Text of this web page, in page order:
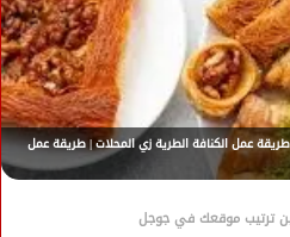
عمل الكنافة الطرية زي المحلات | طريقة عمل
ترتيب موقعك في جوجل